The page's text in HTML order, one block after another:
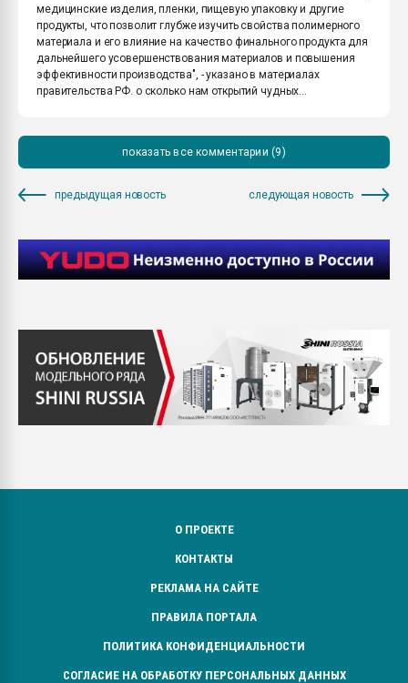
медицинские изделия, пленки, пищевую упаковку и другие
продукты, что позволит глубже изучить свойства полимерного
материала и его влияние на качество финального продукта для
дальнейшего усовершенствования материалов и повышения
эффективности производства", - указано в материалах
правительства РФ. о сколько нам открытий чудных...
показать все комментарии (9)
предыдущая новость следующая новость
О ПРОЕКТЕ
КОНТАКТЫ
РЕКЛАМА НА САЙТЕ
ПРАВИЛА ПОРТАЛА
ПОЛИТИКА КОНФИДЕНЦИАЛЬНОСТИ
СОГЛАСИЕ НА ОБРАБОТКУ ПЕРСОНАЛЬНЫХ ДАННЫХ